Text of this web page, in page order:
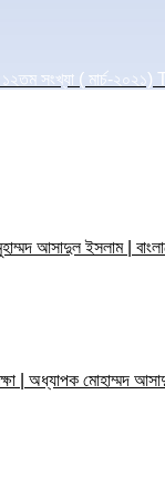
: ১২তম সংখ্যা (
আসাদুল ইসলাম |
সুরক্ষা | অধ্যাপক